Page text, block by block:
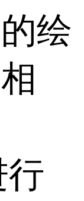
绘
行